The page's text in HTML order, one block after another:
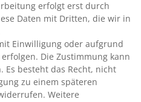
erfolgt erst durch
Daten mit Dritten, die wir in
Einwilligung oder aufgrund
Die Zustimmung kann
besteht das Recht, nicht
zu einem späteren
Weitere